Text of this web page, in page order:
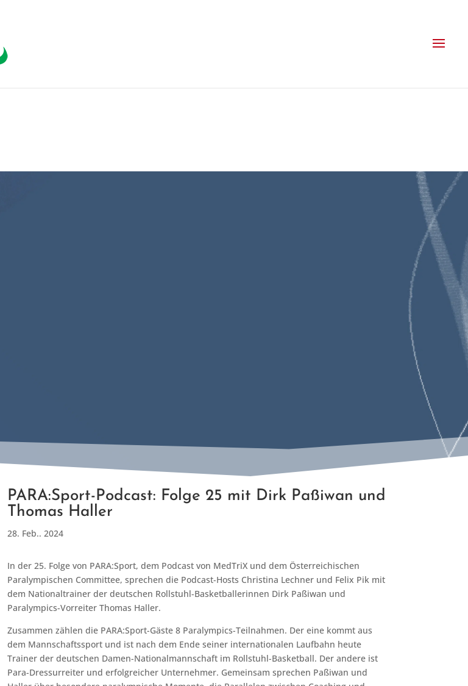
PARA:Sport-Podcast: Folge 25 mit Dirk Paßiwan und
Thomas Haller
28. Feb.. 2024
In der 25. Folge von PARA:Sport, dem Podcast von MedTriX und dem Österreichischen
Paralympischen Committee, sprechen die Podcast-Hosts Christina Lechner und Felix Pik mit
dem Nationaltrainer der deutschen Rollstuhl-Basketballerinnen Dirk Paßiwan und
Paralympics-Vorreiter Thomas Haller.
Zusammen zählen die PARA:Sport-Gäste 8 Paralympics-Teilnahmen. Der eine kommt aus
dem Mannschaftssport und ist nach dem Ende seiner internationalen Laufbahn heute
Trainer der deutschen Damen-Nationalmannschaft im Rollstuhl-Basketball. Der andere ist
Para-Dressurreiter und erfolgreicher Unternehmer. Gemeinsam sprechen Paßiwan und